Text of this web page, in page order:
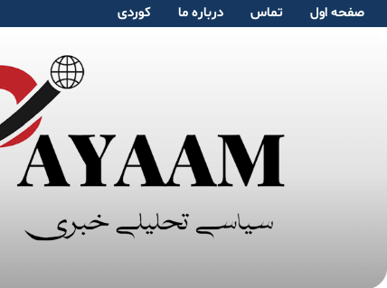
صفحە اول تماس دربارە ما کوردی